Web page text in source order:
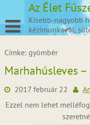
content
Az Élet
Kisebb-nagyobb
kézimunkával,
Címke: gyömbér
Marhahúsleves
2017 február 22
Ezzel nem lehet